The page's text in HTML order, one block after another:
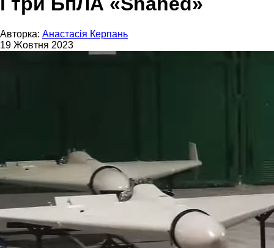
Авторка: Анастасія Керпань
19 Жовтня 2023